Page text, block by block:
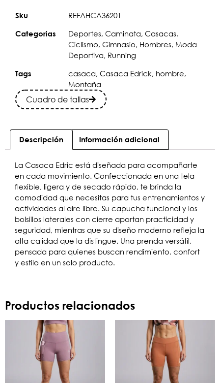
Sku REFAHCA36201
Categorias Deportes,Caminata,Casacas,
Ciclismo,Gimnasio, Hombres, Moda
Deportiva, Running
Tags casaca,Casaca Edrick, hombre,
Montaña
Cuadro de tallas
Descripción Información adicional
La Casaca Edric está diseñada para acompañarte
en cada movimiento. Confeccionada en una tela
flexible, ligera y de secado rápido, te brinda la
comodidad que necesitas para tus entrenamientos y
actividades al aire libre. Su capucha funcional y los
bolsillos laterales con cierre aportan practicidad y
seguridad, mientras que su diseño moderno refleja la
alta calidad que la distingue. Una prenda versátil,
pensada para quienes buscan rendimiento, confort
y estilo en un solo producto.
Productos relacionados